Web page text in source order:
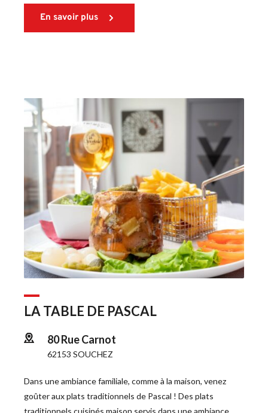
En savoir plus
LA TABLE DE PASCAL
80 Rue Carnot
62153 SOUCHEZ
Dans une ambiance familiale, comme à la maison, venez
goûter aux plats traditionnels de Pascal ! Des plats